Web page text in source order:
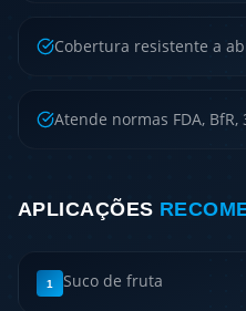
Cobertura resistente a
Atende normas FDA,
APLICAÇÕES
1 Suco de fruta